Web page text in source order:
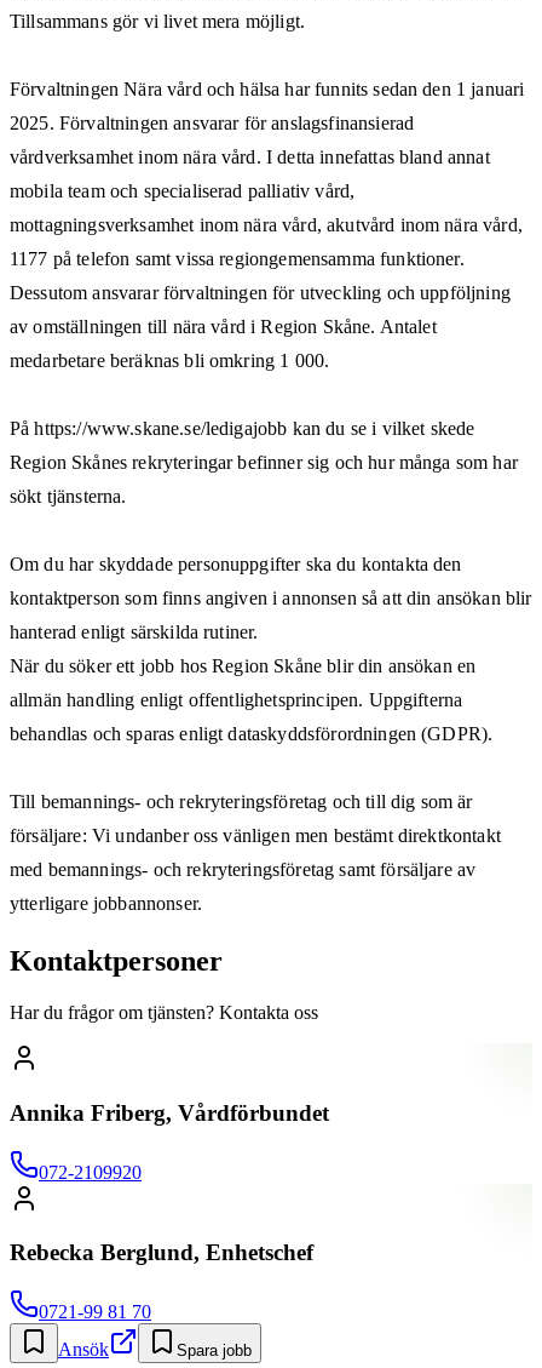
Tillsammans gör vi livet mera möjligt.
Förvaltningen Nära vård och hälsa har funnits sedan den 1 januari
2025. Förvaltningen ansvarar för anslagsfinansierad
vårdverksamhet inom nära vård. I detta innefattas bland annat
mobila team och specialiserad palliativ vård,
mottagningsverksamhet inom nära vård, akutvård inom nära vård,
1177 på telefon samt vissa regiongemensamma funktioner.
Dessutom ansvarar förvaltningen för utveckling och uppföljning
av omställningen till nära vård i Region Skåne. Antalet
medarbetare beräknas bli omkring 1 000.
På https://www.skane.se/ledigajobb kan du se i vilket skede
Region Skånes rekryteringar befinner sig och hur många som har
sökt tjänsterna.
Om du har skyddade personuppgifter ska du kontakta den
kontaktperson som finns angiven i annonsen så att din ansökan blir
hanterad enligt särskilda rutiner.
När du söker ett jobb hos Region Skåne blir din ansökan en
allmän handling enligt offentlighetsprincipen. Uppgifterna
behandlas och sparas enligt dataskyddsförordningen (GDPR).
Till bemannings- och rekryteringsföretag och till dig som är
försäljare: Vi undanber oss vänligen men bestämt direktkontakt
med bemannings- och rekryteringsföretag samt försäljare av
ytterligare jobbannonser.
Kontaktpersoner
Har du frågor om tjänsten? Kontakta oss
Annika Friberg, Vårdförbundet
072-2109920
Rebecka Berglund, Enhetschef
0721-99 81 70
Ansök
Spara jobb